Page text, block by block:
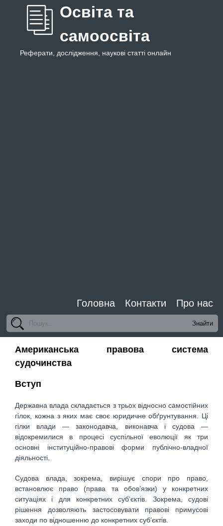
Освіта та
самоосвіта
Реферати, дослідження, наукові статті онлайн
Головна Контакти Про нас
Американська правова система
судочинства
Вступ
Державна влада складається з трьох відносно самостійних
гілок, кожна з яких має своє юридичне обґрунтування. Ці
гілки влади — законодавча, виконавча і судова —
відокремилися в процесі суспільної еволюції як три
основні інституційно-правові форми публічно-владної
діяльності.
Судова влада, зокрема, вирішує спори про право,
встановлює право (права та обов’язки) у конкретних
ситуаціях і для конкретних суб’єктів. Зокрема, судові
рішення дозволяють застосовувати правові примусові
заходи по відношенню до конкретних суб’єктів.